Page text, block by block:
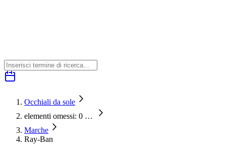
Occhiali da sole
elementi omessi: 0 …
Marche
Ray-Ban